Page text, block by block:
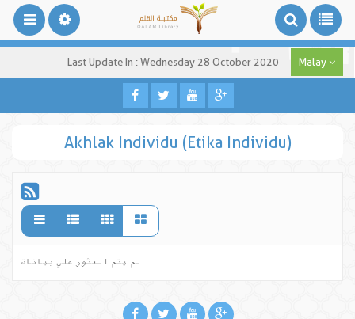
Last Update In : Wednesday 28 October 2020 Malay
Akhlak Individu (Etika Individu)
لم يتم العثور علي بيانات